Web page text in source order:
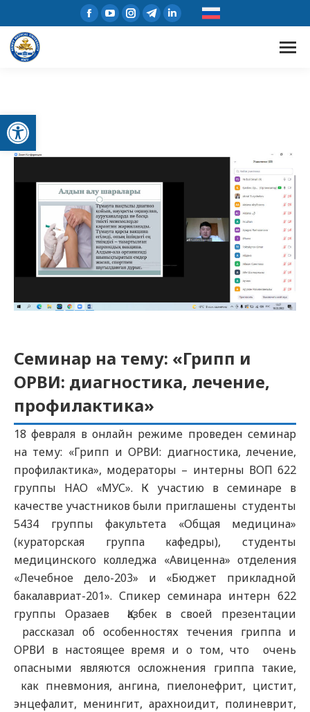
Открыть панель инструментов
Семинар на тему: «Грипп и
ОРВИ: диагностика, лечение,
профилактика»
18 февраля в онлайн режиме проведен семинар
на тему: «Грипп и ОРВИ: диагностика, лечение,
профилактика», модераторы – интерны ВОП 622
группы НАО «МУС». К участию в семинаре в
качестве участников были приглашены студенты
5434 группы факультета «Общая медицина»
(кураторская группа кафедры), студенты
медицинского колледжа «Авиценна» отделения
«Лечебное дело-203» и «Бюджет прикладной
бакалавриат-201». Спикер семинара интерн 622
группы Оразаев Қазбек в своей презентации
рассказал об особенностях течения гриппа и
ОРВИ в настоящее время и о том, что очень
опасными являются осложнения гриппа такие,
как пневмония, ангина, пиелонефрит, цистит,
энцефалит, менингит, арахноидит, полиневрит,